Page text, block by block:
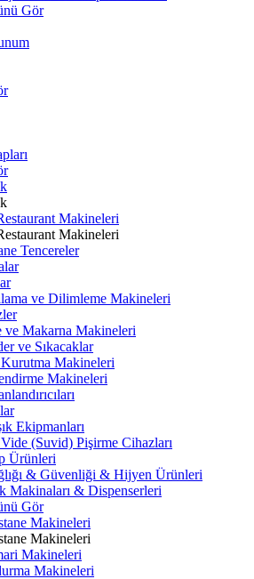
Gör
Makineleri
Makineleri
Tencereler
ve Dilimleme Makineleri
ve Makarna Makineleri
ve Sıkacaklar
Kurutma Makineleri
Makineleri
Ekipmanları
(Suvid) Pişirme Cihazları
Ürünleri
& Güvenliği & Hijyen Ürünleri
Makinaları & Dispenserleri
Gör
Makineleri
Makineleri
Makineleri
Makineleri